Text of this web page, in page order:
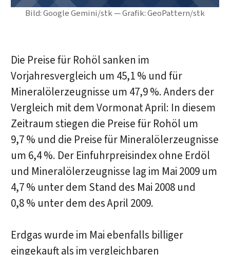
Bild: Google Gemini/stk — Grafik: GeoPattern/stk
Die Preise für Rohöl sanken im
Vorjahresvergleich um 45,1 % und für
Mineralölerzeugnisse um 47,9 %. Anders der
Vergleich mit dem Vormonat April: In diesem
Zeitraum stiegen die Preise für Rohöl um
9,7 % und die Preise für Mineralölerzeugnisse
um 6,4 %. Der Einfuhrpreisindex ohne Erdöl
und Mineralölerzeugnisse lag im Mai 2009 um
4,7 % unter dem Stand des Mai 2008 und
0,8 % unter dem des April 2009.
Erdgas wurde im Mai ebenfalls billiger
eingekauft als im vergleichbaren